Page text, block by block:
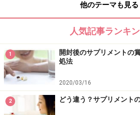
他のテーマも見る
人気記事ランキ
1
開封後のサプリメントの
処法
2020/03/16
2 どう違う？サプリメント